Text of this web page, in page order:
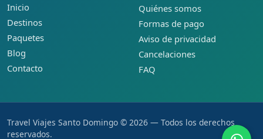
Inicio
Destinos
Paquetes
Blog
Contacto
Quiénes somos
Formas de pago
Aviso de privacidad
Cancelaciones
FAQ
Travel Viajes Santo Domingo © 2026 — Todos los derechos
reservados.